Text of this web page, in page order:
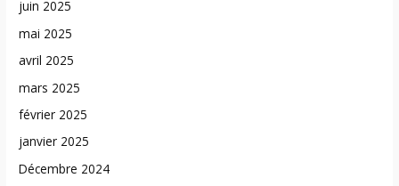
juin 2025
mai 2025
avril 2025
mars 2025
février 2025
janvier 2025
Décembre 2024